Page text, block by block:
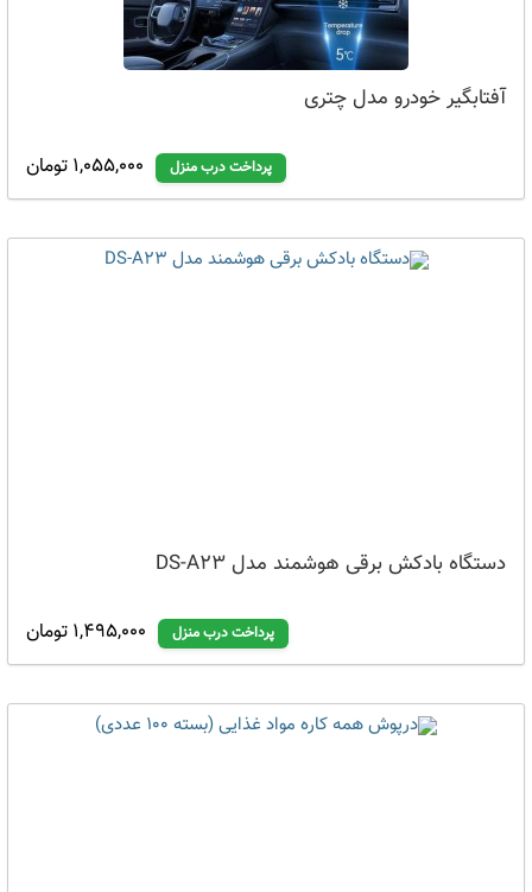
آفتابگیر خودرو مدل چتری
1,055,000 تومان پرداخت درب منزل
دستگاه بادکش برقی هوشمند مدل DS-A23
1,495,000 تومان پرداخت درب منزل